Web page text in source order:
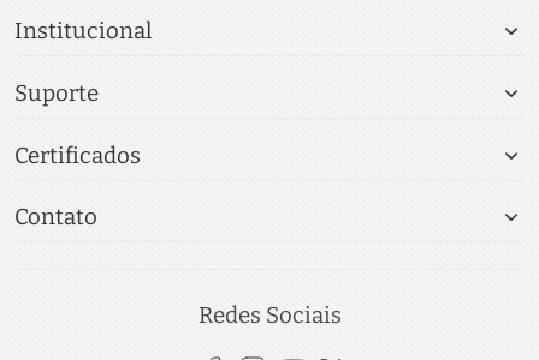
Institucional
Suporte
Certificados
Contato
Redes Sociais